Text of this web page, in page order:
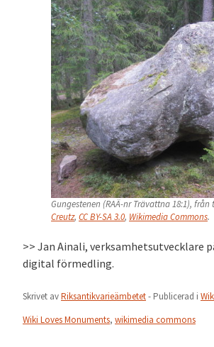
Gungestenen (RAÄ-nr Trävattna 18:1), från
Creutz, CC BY-SA 3.0, Wikimedia Commons.
>> Jan Ainali, verksamhetsutvecklare
digital förmedling.
Skrivet avRiksantikvarieämbetet- Publicerad i
Wiki Loves Monuments, wikimedia commons